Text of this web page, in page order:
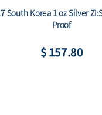
2018 South Korea 1 oz
Chiwoo Cheonwang
$ 152.05